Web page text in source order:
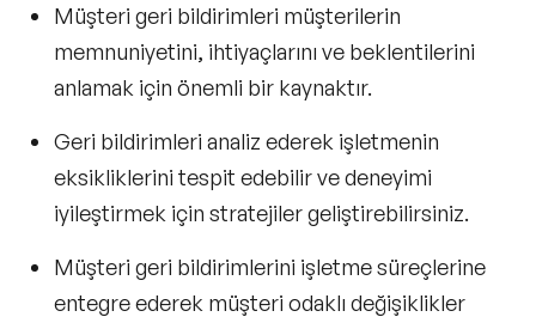
Müşteri geri bildirimleri müşterilerin
memnuniyetini, ihtiyaçlarını ve beklentilerini
anlamak için önemli bir kaynaktır.
Geri bildirimleri analiz ederek işletmenin
eksikliklerini tespit edebilir ve deneyimi
iyileştirmek için stratejiler geliştirebilirsiniz.
Müşteri geri bildirimlerini işletme süreçlerine
entegre ederek müşteri odaklı değişiklikler